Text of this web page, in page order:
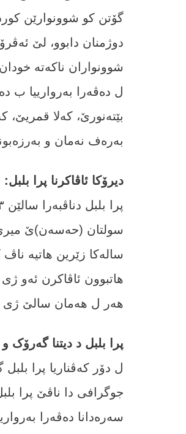
گۆتن کو شوونوارێن
دوژمنان دابوو، لێ
شوونواران ناکەتە
ل دەڤەرا بەروارییا ب
بێتەنورێ، کەلا
بەرەف نەمان و
دیرۆکا ئاڤاکرنا پرا بلبل:
سولتان (حەسەن)ێ میرێ
سالەکا زێرین ھاتیە
ھاتبوون ئاڤاکرن ئەو
ھەر ل ھەمان سالێ ژی
پرا بلبل د دیتنا گەرۆک
ل دۆر کەڤناریا پرا
جوگرافی دا ناڤێ پرا
سەرەدانا دەڤەرا